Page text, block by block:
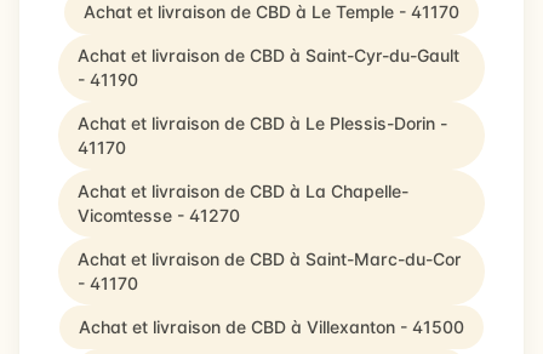
Achat et livraison de CBD à Le Temple - 41170
Achat et livraison de CBD à Saint-Cyr-du-Gault
- 41190
Achat et livraison de CBD à Le Plessis-Dorin -
41170
Achat et livraison de CBD à La Chapelle-
Vicomtesse - 41270
Achat et livraison de CBD à Saint-Marc-du-Cor
- 41170
Achat et livraison de CBD à Villexanton - 41500